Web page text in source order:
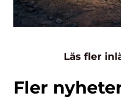
Läs fler
Fler